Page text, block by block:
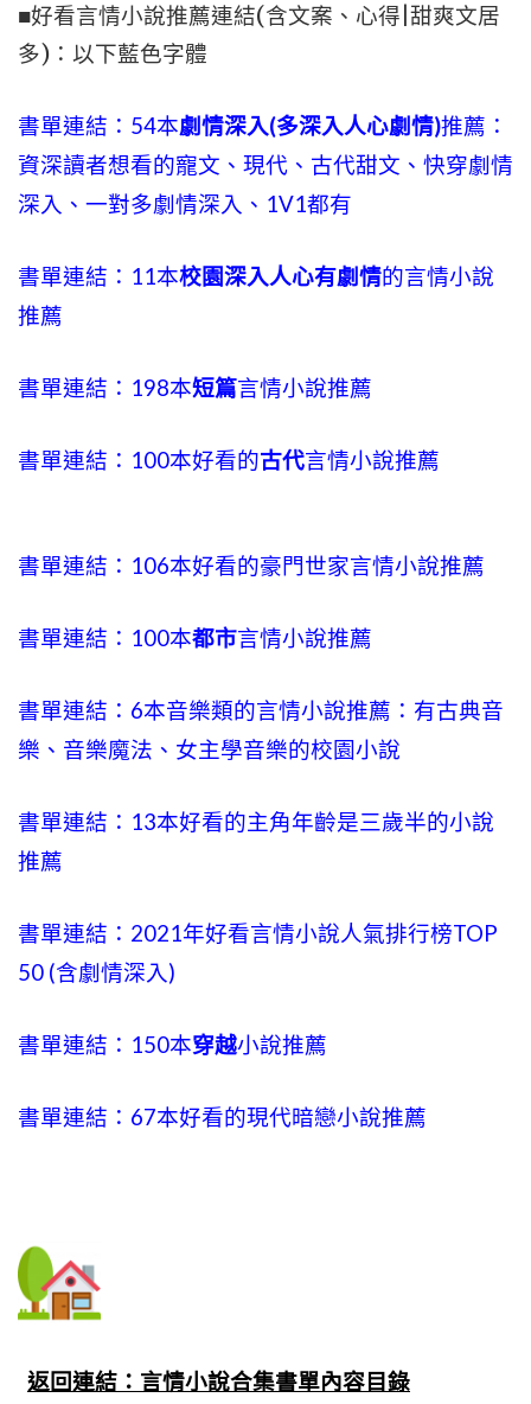
■好看言情小說推薦連結(含文案、心得|甜爽文居
多)：以下藍色字體
書單連結：54本劇情深入(多深入人心劇情)推薦：
資深讀者想看的寵文、現代、古代甜文、快穿劇情
深入、一對多劇情深入、1V1都有
書單連結：11本校園深入人心有劇情的言情小說
推薦
書單連結：198本短篇言情小說推薦
書單連結：100本好看的古代言情小說推薦
書單連結：106本好看的豪門世家言情小說推薦
書單連結：100本都市言情小說推薦
書單連結：6本音樂類的言情小說推薦：有古典音
樂、音樂魔法、女主學音樂的校園小說
書單連結：13本好看的主角年齡是三歲半的小說
推薦
書單連結：2021年好看言情小說人氣排行榜TOP
50 (含劇情深入)
書單連結：150本穿越小說推薦
書單連結：67本好看的現代暗戀小說推薦
返回連結：言情小說合集書單內容目錄